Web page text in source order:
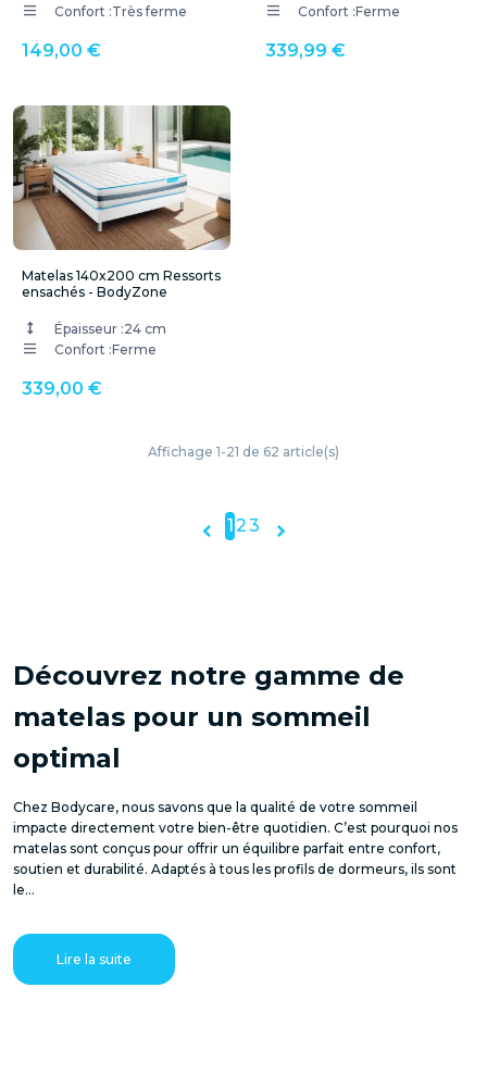
Confort :Très ferme
149,00 €
Confort :Ferme
339,99 €
Matelas 140x200 cm Ressorts
ensachés - BodyZone
Épaisseur :24 cm
Confort :Ferme
339,00 €
Affichage 1-21 de 62 article(s)
 123 
Découvrez notre gamme de
matelas pour un sommeil
optimal
Chez Bodycare, nous savons que la qualité de votre sommeil
impacte directement votre bien-être quotidien. C’est pourquoi nos
matelas sont conçus pour offrir un équilibre parfait entre confort,
soutien et durabilité. Adaptés à tous les profils de dormeurs, ils sont
le...
Lire la suite